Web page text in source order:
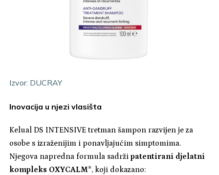
Izvor: DUCRAY
Inovacija u njezi vlasišta
Kelual DS INTENSIVE tretman šampon razvijen je za
osobe s izraženijim i ponavljajućim simptomima.
Njegova napredna formula sadržipatentirani djelatni
kompleks OXYCALM*, koji dokazano: